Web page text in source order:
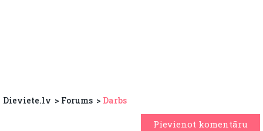
Dieviete.lv Forums Darbs
Pievienot komentāru